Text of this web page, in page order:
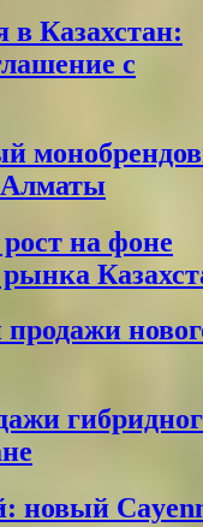
в Казахстан:
с
на фоне
продажи
новый